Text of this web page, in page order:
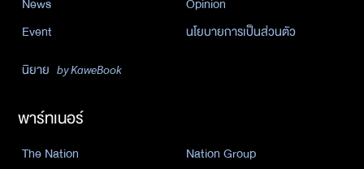
Event
นโยบายการเป็นส่วนตัว
นิยาย by KaweBook
พาร์ทเนอร์
The Nation
Nation Group